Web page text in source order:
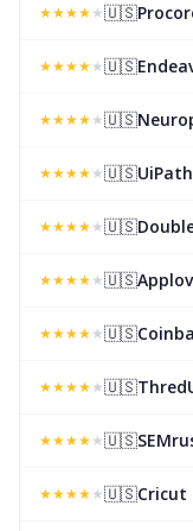
★★★★★🇺🇸
★★★★★🇺🇸
★★★★★🇺🇸
★★★★★🇺🇸
★★★★★🇺🇸
★★★★★🇺🇸
★★★★★🇺🇸
★★★★★🇺🇸
★★★★★🇺🇸
★★★★★🇺🇸Cricut